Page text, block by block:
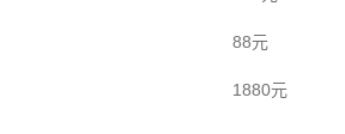
88元
1880元